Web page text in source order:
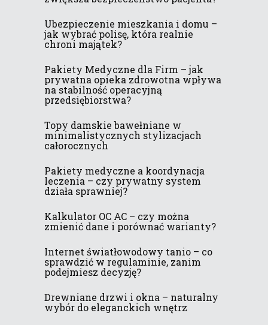
Ubezpieczenie mieszkania i domu –
jak wybrać polisę, która realnie
chroni majątek?
Pakiety Medyczne dla Firm – jak
prywatna opieka zdrowotna wpływa
na stabilność operacyjną
przedsiębiorstwa?
Topy damskie bawełniane w
minimalistycznych stylizacjach
całorocznych
Pakiety medyczne a koordynacja
leczenia – czy prywatny system
działa sprawniej?
Kalkulator OC AC – czy można
zmienić dane i porównać warianty?
Internet światłowodowy tanio – co
sprawdzić w regulaminie, zanim
podejmiesz decyzję?
Drewniane drzwi i okna – naturalny
wybór do eleganckich wnętrz